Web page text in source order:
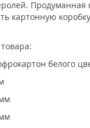
Продуманная
картонную
белого